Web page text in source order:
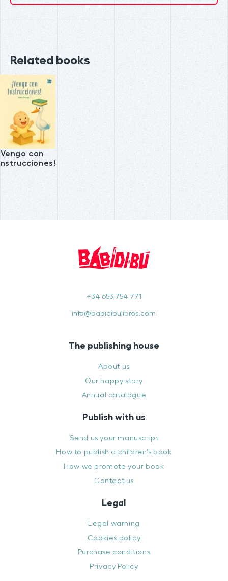
Related books
con
+34 653 754 771
info@babidibulibros.com
The publishing house
About us
Our happy story
Annual catalogue
Publish with us
Send us your manuscript
How to publish a children’s book
How we promote your book
Contact us
Legal
Legal warning
Cookies policy
Purchase conditions
Privacy Policy